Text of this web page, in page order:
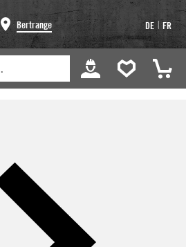
Bertrange DE | FR